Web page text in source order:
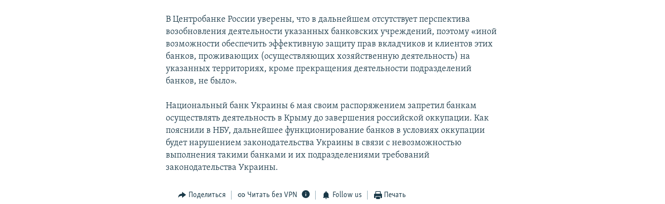
В Центробанке России уверены, что в дальнейшем отсутствует перспектива
возобновления деятельности указанных банковских учреждений, поэтому «иной
возможности обеспечить эффективную защиту прав вкладчиков и клиентов этих
банков, проживающих (осуществляющих хозяйственную деятельность) на
указанных территориях, кроме прекращения деятельности подразделений
банков, не было».
Национальный банк Украины 6 мая своим распоряжением запретил банкам
осуществлять деятельность в Крыму до завершения российской оккупации. Как
пояснили в НБУ, дальнейшее функционирование банков в условиях оккупации
будет нарушением законодательства Украины в связи с невозможностью
выполнения такими банками и их подразделениями требований
законодательства Украины.
Поделиться Читать без VPN Follow us Печать